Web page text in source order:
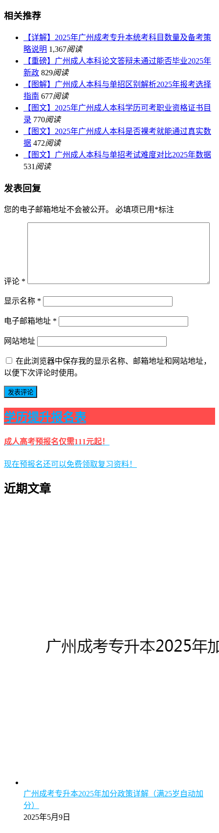
相关推荐
【详解】2025年广州成考专升本统考科目数量及备考策
略说明 1,367阅读
【重磅】广州成人本科论文答辩未通过能否毕业2025年
新政 829阅读
【图解】广州成人本科与单招区别解析2025年报考选择
指南 677阅读
【图文】2025年广州成人本科学历可考职业资格证书目
录 770阅读
【图文】2025年广州成人本科是否裸考就能通过真实数
据 472阅读
【图文】广州成人本科与单招考试难度对比2025年数据
531 阅读
发表回复
您的电子邮箱地址不会被公开。 必填项已用 *标注
评论 *
显示名称 *
电子邮箱地址 *
网站地址
在此浏览器中保存我的显示名称、邮箱地址和网站地址，
以便下次评论时使用。
学历提升报名表
成人高考预报名仅需111元起！
现在预报名还可以免费领取复习资料！
近期文章
广州成考专升本2025年加分政策详解（满25岁自动加
分）
2025年5月9日